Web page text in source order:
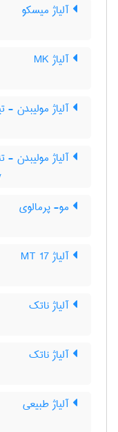
آلیاژ میسکو
آلیاژ MK
آلیاژ مولیبدن -
آلیاژ مولیبدن -
مو- پرمالوی
آلیاژ MT 17
آلیاژ ناتک
آلیاژ ناتک
آلیاژ طبیعی